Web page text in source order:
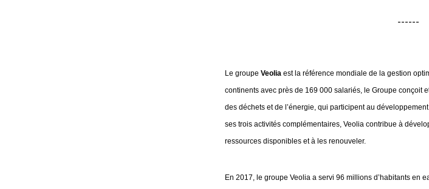
------
Le groupe Veolia est la référence mondiale de la gestion
continents avec près de 169 000 salariés, le Groupe conçoit
des déchets et de l’énergie, qui participent au
ses trois activités complémentaires, Veolia contribue à
ressources disponibles et à les renouveler.
En 2017, le groupe Veolia a servi 96 millions d’habitants en